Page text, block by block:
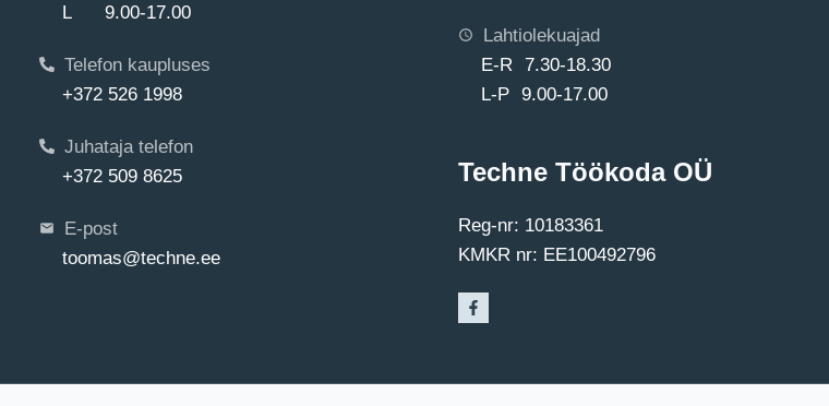
L 9.00-17.00
Telefon kaupluses
+372 526 1998
Juhataja telefon
+372 509 8625
E-post
toomas@techne.ee
Lahtiolekuajad
E-R 7.30-18.30
L-P 9.00-17.00
Techne Töökoda OÜ
Reg-nr: 10183361
KMKR nr: EE100492796